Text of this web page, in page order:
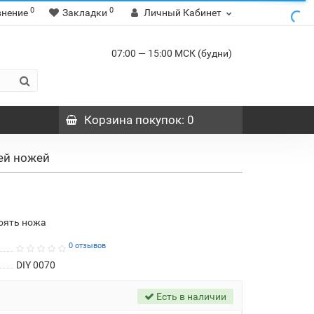
0 Закладки 0 Личный Кабинет
07:00 — 15:00 МСК (будни)
Корзинапокупок: 0
ножей
ножа
0 отзывов
DIY 0070
Есть в наличии